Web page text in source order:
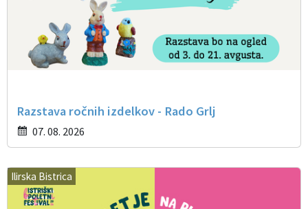
Razstava ročnih izdelkov - Rado Grlj
07. 08. 2026
Ilirska Bistrica